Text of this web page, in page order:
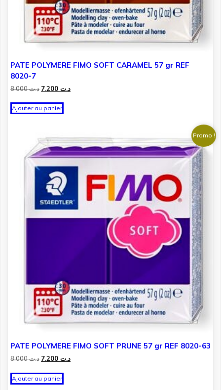
PATE POLYMERE FIMO SOFT CARAMEL 57 gr REF
8020-7
د.ت8.000
Le
initial
était :
د.تLe
Ajouter au panier
Promo !
PATE POLYMERE FIMO SOFT PRUNE 57 gr REF 8020-63
د.ت8.000
Le
initial
était :
د.تLe
Ajouter au panier